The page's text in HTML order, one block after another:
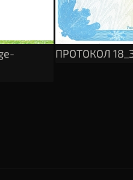
ПРОТОКОЛ